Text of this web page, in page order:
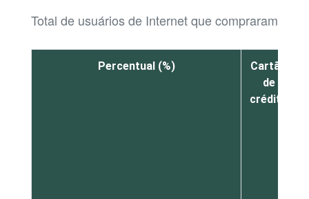
Total de usuários de Internet que compraram
Percentual (%)
Cartão
de
crédito